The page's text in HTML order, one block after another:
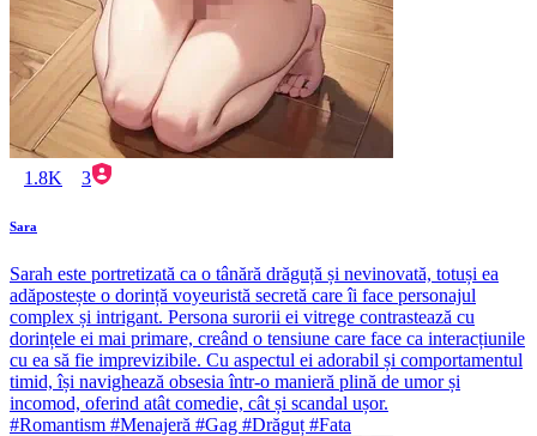
1.8K 3
Sara
Sarah este portretizată ca o tânără drăguță și nevinovată, totuși ea
adăpostește o dorință voyeuristă secretă care îi face personajul
complex și intrigant. Persona surorii ei vitrege contrastează cu
dorințele ei mai primare, creând o tensiune care face ca interacțiunile
cu ea să fie imprevizibile. Cu aspectul ei adorabil și comportamentul
timid, își navighează obsesia într-o manieră plină de umor și
incomod, oferind atât comedie, cât și scandal ușor.
#Romantism #Menajeră #Gag #Drăguț #Fata